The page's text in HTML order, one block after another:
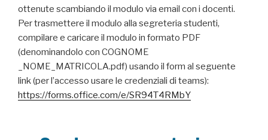
ottenute scambiando il modulo via email con i docenti.
Per trasmettere il modulo alla segreteria studenti,
compilare e caricare il modulo in formato PDF
(denominandolo con COGNOME
_NOME_MATRICOLA.pdf) usando il form al seguente
link (per l’accesso usare le credenziali di teams):
https://forms.office.com/e/SR94T4RMbY